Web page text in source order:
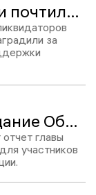
В Ивановской филармонии почтили память героев-чернобыльцев и вручили награды ликвидаторам
за
В Иванове проходит заседание Облдумы. Прямая трансляция «Ивановских новостей»
главы
участников